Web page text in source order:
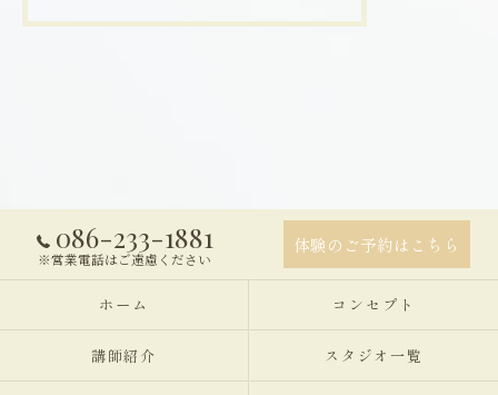
086-233-1881
※営業電話はご遠慮ください
体験のご予約はこちら
ホーム コンセプト
講師紹介 スタジオ一覧